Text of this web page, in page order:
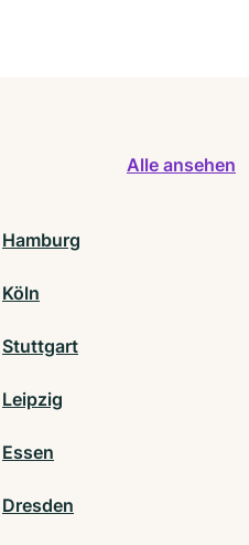
Alle ansehen
Hamburg
Köln
Stuttgart
Leipzig
Essen
Dresden